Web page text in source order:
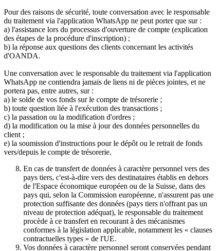
Pour des raisons de sécurité, toute conversation avec le responsable
du traitement via l'application WhatsApp ne peut porter que sur :
a) l'assistance lors du processus d'ouverture de compte (explication
des étapes de la procédure d'inscription) ;
b) la réponse aux questions des clients concernant les activités
d'OANDA.
Une conversation avec le responsable du traitement via l'application
WhatsApp ne contiendra jamais de liens ni de pièces jointes, et ne
portera pas, entre autres, sur :
a) le solde de vos fonds sur le compte de trésorerie ;
b) toute question liée à l'exécution des transactions ;
c) la passation ou la modification d'ordres ;
d) la modification ou la mise à jour des données personnelles du
client ;
e) la soumission d'instructions pour le dépôt ou le retrait de fonds
vers/depuis le compte de trésorerie.
En cas de transfert de données à caractère personnel vers des
pays tiers, c'est-à-dire vers des destinataires établis en dehors
de l'Espace économique européen ou de la Suisse, dans des
pays qui, selon la Commission européenne, n'assurent pas une
protection suffisante des données (pays tiers n'offrant pas un
niveau de protection adéquat), le responsable du traitement
procède à ce transfert en recourant à des mécanismes
conformes à la législation applicable, notamment les « clauses
contractuelles types » de l'UE.
Vos données à caractère personnel seront conservées pendant